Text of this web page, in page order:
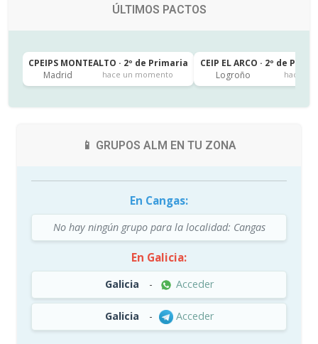
ÚLTIMOS PACTOS
CPEIPS MONTEALTO · 2º de Primaria
Madrid
hace un momento
CEIP EL ARCO · 2º de
Logroño
hace 4h
📱 GRUPOS ALM EN TU ZONA
En Cangas:
No hay ningún grupo para la localidad: Cangas
En Galicia:
Galicia - Acceder
Galicia - Acceder